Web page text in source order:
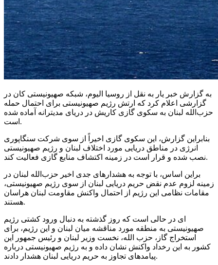
به گزارش خبر یار به نقل از روسیا الیوم، شبکه صهیونیستی کان در
گزارشی اعلام کرد که ارتش رژیم صهیونیستی برای احتمال حمله
حزب‌الله لبنان به سکوی گازی کاریش در دریای مدیترانه آماده شده
است.
بنابراین گزارش، این سکوی گازی اخیراً از سوی شرکت سنگاپوری
انرژی در مناطق دریایی مورد اختلاف لبنان و رژیم صهیونیستی
نصب شده و قرار است در زمینه اکتشاف منابع گازی فعالیت کند.
براین اساس، با توجه به هشدارهای جدی اخیر حزب‌الله لبنان در
زمینه لزوم عدم نقض حریم دریایی لبنان از سوی رژیم صهیونیستی،
مقامات نظامی این رژیم از احتمال واکنش مقاومت لبنان هراسان
هستند.
ای در حالی است که روز گذشته به دنبال ورود کشتی رژیم
صهیونیستی به منطقه مورد مناقشه میان لبنان و این رژیم، برای
استخراج گاز، حزب الله، نخست وزیر لبنان و رئیس جمهور این
کشور به این رخداد واکنش نشان داده و به رژیم صهیونیستی درباره
پیامدهای تجاوز به حریم دریایی لبنان هشدار دادند.